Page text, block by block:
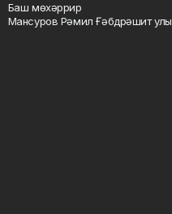
Баш мөхәррир
Мансуров Рәмил Ғәбдрәшит